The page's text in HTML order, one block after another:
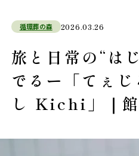
旅と日常の“は
でるー「てぇ
し Kichi」｜
循環葬の森 2026.03.26